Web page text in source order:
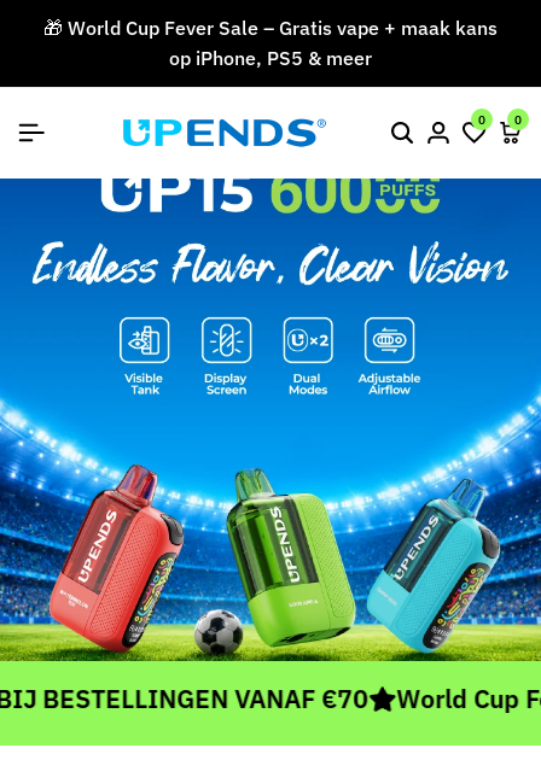
🎁 World Cup Fever Sale – Gratis vape + maak kans
op iPhone, PS5 & meer
0 0
VANAF €70 World Cup